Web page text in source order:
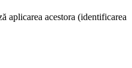
aplicarea acestora (identificarea